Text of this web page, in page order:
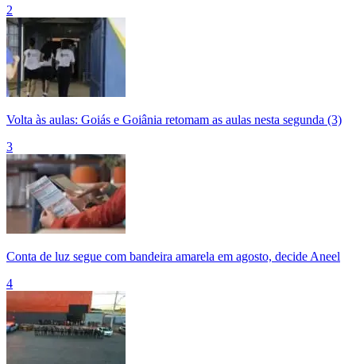
2
Volta às aulas: Goiás e Goiânia retomam as aulas nesta segunda (3)
3
Conta de luz segue com bandeira amarela em agosto, decide Aneel
4